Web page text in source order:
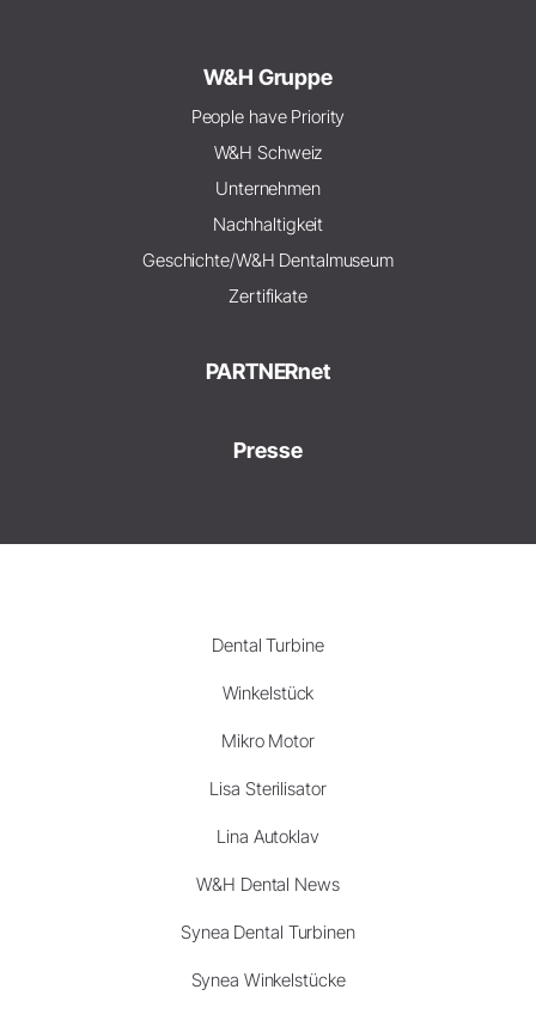
W&H Gruppe
People have Priority
W&H Schweiz
Unternehmen
Nachhaltigkeit
Geschichte/W&H Dentalmuseum
Zertifikate
PARTNERnet
Presse
Dental Turbine
Winkelstück
Mikro Motor
Lisa Sterilisator
Lina Autoklav
W&H Dental News
Synea Dental Turbinen
Synea Winkelstücke